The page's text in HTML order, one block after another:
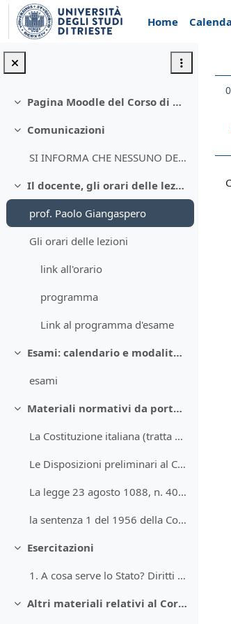
Skip to main content
Home
Collapse Pagina Moodle del Corso di Diritto costituzionale 2024-2025
Collapse
Comunicazioni
SI INFORMA CHE NESSUNO DEI CANDIDATI HA SUPERATO L...
Collapse
Il docente, gli orari delle lezioni, il programma d'esame
prof. Paolo Giangaspero
Gli orari delle lezioni
link all'orario
programma
Link al programma d'esame
Collapse
Esami: calendario e modalità di iscrizione
esami
Collapse
Materiali normativi da portare a lezione
La Costituzione italiana (tratta dal sito del Senato)
Le Disposizioni preliminari al Codice civile (c.d. "preleggi")
La legge 23 agosto 1088, n. 400 (estratto)
la sentenza 1 del 1956 della Corte cosittuzionale
Collapse
Esercitazioni
1. A cosa serve lo Stato? Diritti "vecchi" e diritti "nuovi"
Collapse Altri materiali relativi al Corso di diritto costituzionale